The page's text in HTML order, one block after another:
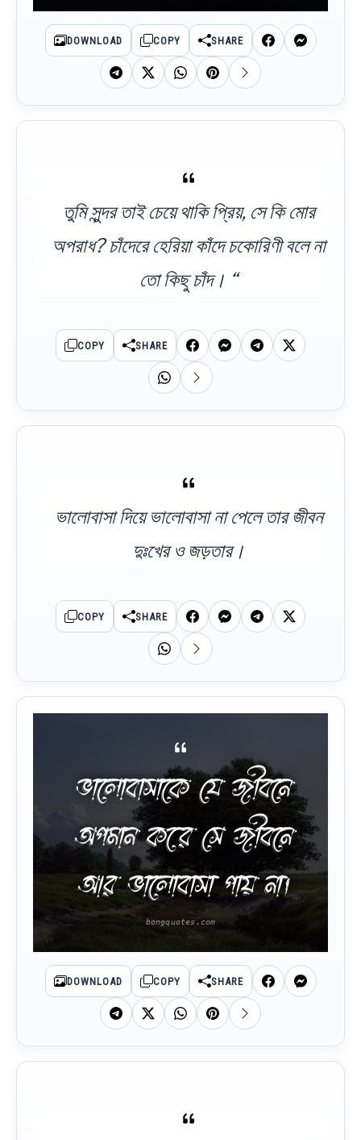
DOWNLOAD COPY SHARE
তুমি সুন্দর তাই চেয়ে থাকি প্রিয়, সে কি মোর
অপরাধ? চাঁদেরে হেরিয়া কাঁদে চকোরিণী বলে না
তো কিছু চাঁদ। “
COPY SHARE
ভালোবাসা দিয়ে ভালোবাসা না পেলে তার জীবন
দুঃখের ও জড়তার।
COPY SHARE
ভালোবাসাকে যে জীবনে
অপমান করে সে জীবনে
আর ভালোবাসা পায় না।
DOWNLOAD COPY SHARE